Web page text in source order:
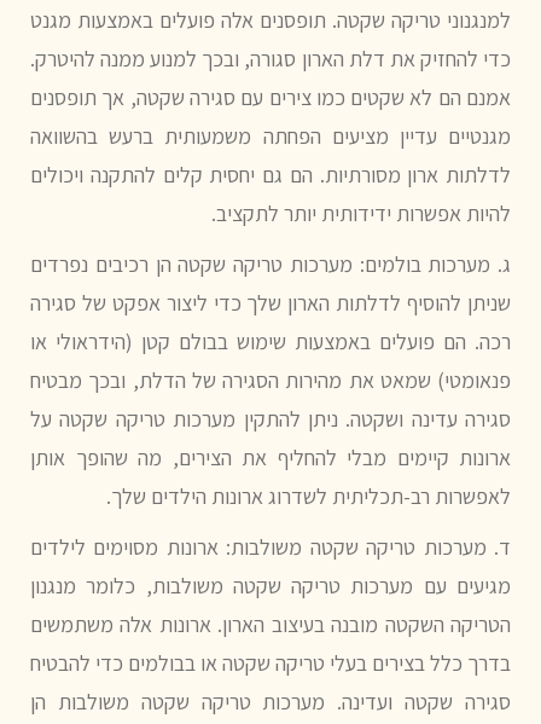
למנגנוני טריקה שקטה. תופסנים אלה פועלים באמצעות מגנט
כדי להחזיק את דלת הארון סגורה, ובכך למנוע ממנה להיטרק.
אמנם הם לא שקטים כמו צירים עם סגירה שקטה, אך תופסנים
מגנטיים עדיין מציעים הפחתה משמעותית ברעש בהשוואה
לדלתות ארון מסורתיות. הם גם יחסית קלים להתקנה ויכולים
להיות אפשרות ידידותית יותר לתקציב.
ג. מערכות בולמים: מערכות טריקה שקטה הן רכיבים נפרדים
שניתן להוסיף לדלתות הארון שלך כדי ליצור אפקט של סגירה
רכה. הם פועלים באמצעות שימוש בבולם קטן (הידראולי או
פנאומטי) שמאט את מהירות הסגירה של הדלת, ובכך מבטיח
סגירה עדינה ושקטה. ניתן להתקין מערכות טריקה שקטה על
ארונות קיימים מבלי להחליף את הצירים, מה שהופך אותן
לאפשרות רב-תכליתית לשדרוג ארונות הילדים שלך.
ד. מערכות טריקה שקטה משולבות: ארונות מסוימים לילדים
מגיעים עם מערכות טריקה שקטה משולבות, כלומר מנגנון
הטריקה השקטה מובנה בעיצוב הארון. ארונות אלה משתמשים
בדרך כלל בצירים בעלי טריקה שקטה או בבולמים כדי להבטיח
סגירה שקטה ועדינה. מערכות טריקה שקטה משולבות הן